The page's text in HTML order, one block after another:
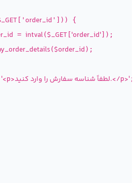
_GET ['order_id '])) {
= intval($_GET ['order_id']);
($order_id);
'<p>لطفاً شناسه سفارش را وارد کنید.</p>';